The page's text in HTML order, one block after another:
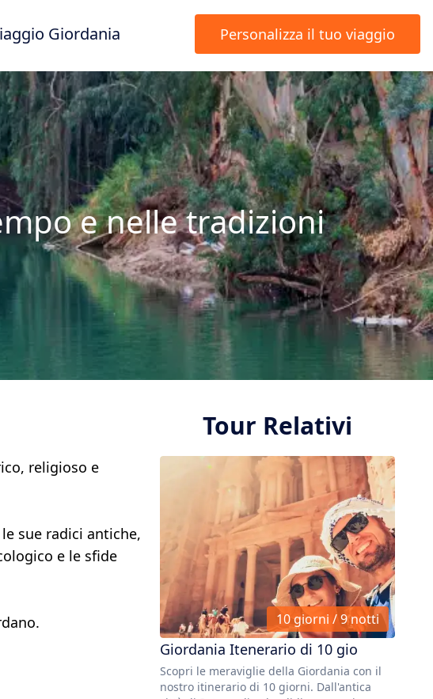
Giordania Personalizza il tuo viaggio
e nelle tradizioni
religioso e
sue radici antiche,
e le sfide
Tour Relativi
10 giorni / 9 notti
Giordania Itenerario di 10 gio
Scopri le meraviglie della Giordania con il
nostro itinerario di 10 giorni. Dall'antica